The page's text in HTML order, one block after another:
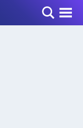
Toggle Menu